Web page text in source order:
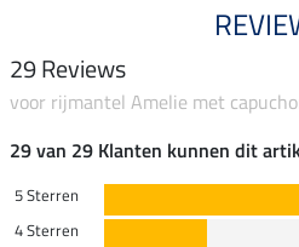
29 Reviews
voor rijmantel Amelie met
29 van 29 Klanten kunnen dit
5 Sterren
4 Sterren